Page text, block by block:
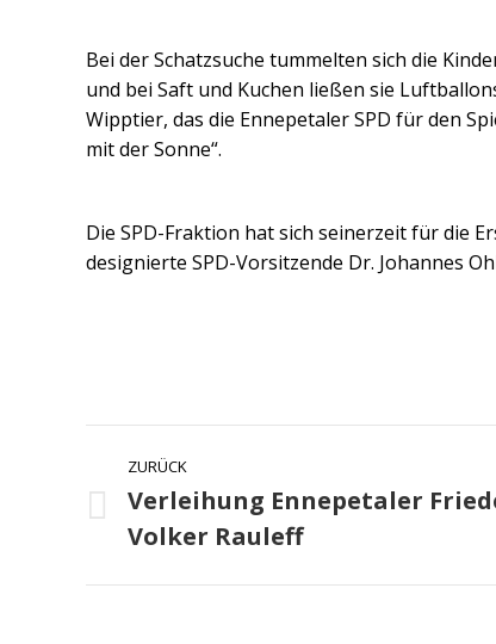
Bei der Schatzsuche tummelten sich die
und bei Saft und Kuchen ließen sie
Wipptier, das die Ennepetaler SPD für den
mit der Sonne“.
Die SPD-Fraktion hat sich seinerzeit für die
designierte SPD-Vorsitzende Dr. Johannes
ZURÜCK
Vorheriger
Beitrag:
Verleihung Ennepetaler
Volker Rauleff